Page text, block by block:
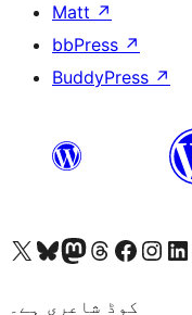
Matt ↗
bbPress ↗
BuddyPress ↗
Visit our X (formerly Twitter) account
ہمارے بلیواسکائی اکاؤنٹ پر جائیں
Visit our Mastodon account
ہمارے ٹھریڈز اکاؤنٹ پر جائیں
Visit our Facebook page
Visit ourVisit
کوڈ شاعری ہے۔